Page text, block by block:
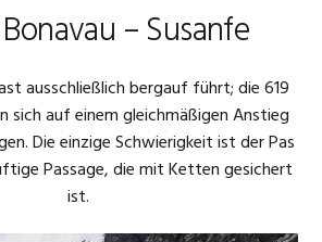
– Susanfe
ausschließlich bergauf führt; die 619
sich auf einem gleichmäßigen Anstieg
Die einzige Schwierigkeit ist der Pas
Passage, die mit Ketten gesichert
ist.